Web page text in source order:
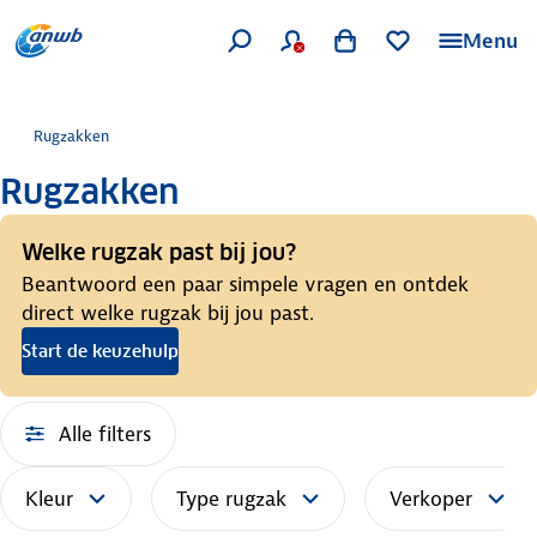
Menu
Rugzakken
Rugzakken
Welke rugzak past bij jou?
Beantwoord een paar simpele vragen en ontdek
direct welke rugzak bij jou past.
Start de keuzehulp
Alle filters
Kleur Type rugzak Verkoper